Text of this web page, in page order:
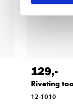
129,-
Riveting
12-1010